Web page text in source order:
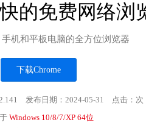
的免费网络浏
机和平板电脑的全方位浏览器
下载Chrome
发布日期：2024-05-31 点击： 次
Windows 10/8/7/XP 64位